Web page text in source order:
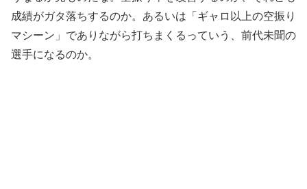
成績がガタ落ちするのか。あるいは「ギャロ以上の空振り
マシーン」でありながら打ちまくるっていう、前代未聞の
選手になるのか。